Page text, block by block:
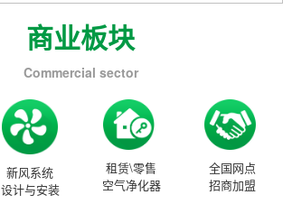
商业板块
Commercial sector
新风系统
设计与安装
租赁\零售
空气净化器
全国网点
招商加盟